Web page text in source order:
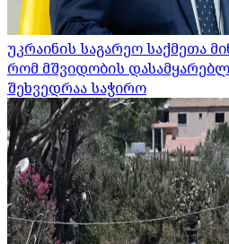
უკრაინის საგარეო საქმეთა
რომ მშვიდობის
შეხვედრაა საჭირო